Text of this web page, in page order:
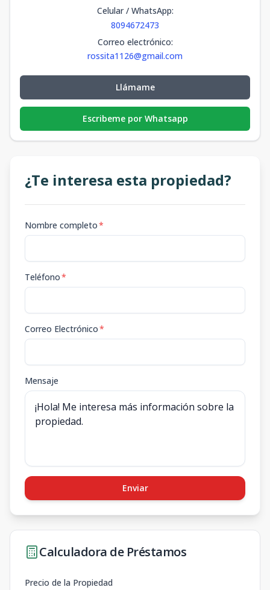
Celular / WhatsApp:
8094672473
Correo electrónico:
rossita1126@gmail.com
Llámame
Escribeme por Whatsapp
¿Te interesa esta propiedad?
Nombre completo*
Teléfono*
Correo Electrónico*
Mensaje
Enviar
Calculadora de Préstamos
Precio de la Propiedad